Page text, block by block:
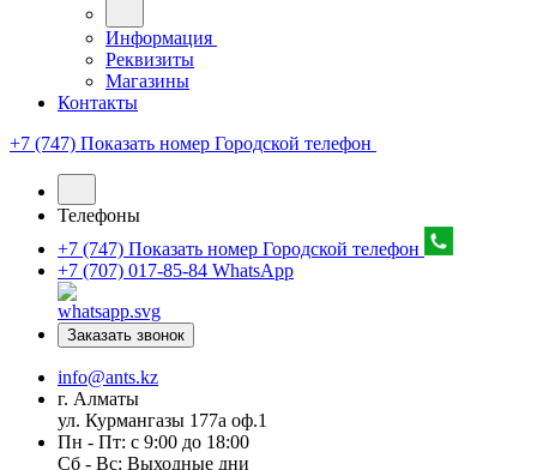
Информация
Реквизиты
Магазины
Контакты
+7 (747) Показать номер Городской телефон
Телефоны
+7 (747) Показать номер Городской телефон
+7 (707) 017-85-84 WhatsApp
Заказать звонок
info@ants.kz
г. Алматы
ул. Курмангазы 177а оф.1
Пн - Пт: с 9:00 до 18:00
Сб - Вс: Выходные дни